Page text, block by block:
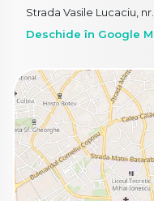
Strada Vasile Lucaciu,
Deschide în Google